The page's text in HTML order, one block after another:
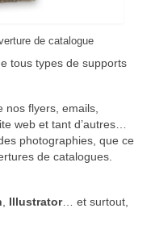
de catalogue
tous types de supports
nos flyers, emails,
web et tant d’autres…
photographies, que ce
de catalogues.
Illustrator… et surtout,